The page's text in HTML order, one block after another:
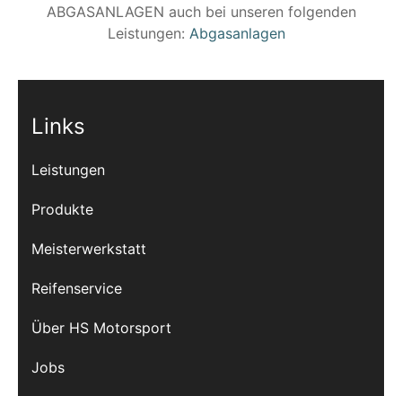
ABGASANLAGEN auch bei unseren folgenden
Leistungen: Abgasanlagen
Links
Leistungen
Produkte
Meisterwerkstatt
Reifenservice
Über HS Motorsport
Jobs